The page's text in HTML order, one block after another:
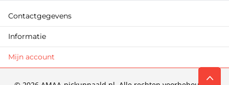
Contactgegevens
Informatie
Mijn account